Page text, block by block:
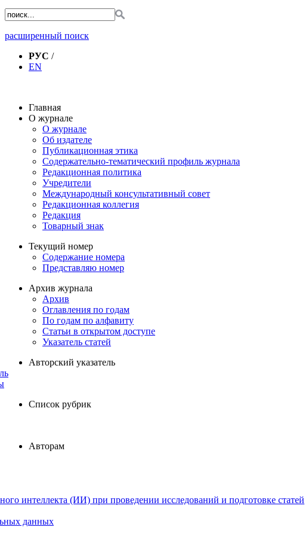
расширенный поиск
РУС /
EN
Главная
О журнале
О журнале
Об издателе
Публикационная этика
Содержательно-тематический профиль журнала
Редакционная политика
Учредители
Международный консультативный совет
Редакционная коллегия
Редакция
Товарный знак
Текущий номер
Содержание номера
Представляю номер
Архив журнала
Архив
Оглавления по годам
По годам по алфавиту
Статьи в открытом доступе
Указатель статей
Авторский указатель
Список рубрик
Авторам
интеллекта (ИИ) при проведении исследований и подготовке статей
данных